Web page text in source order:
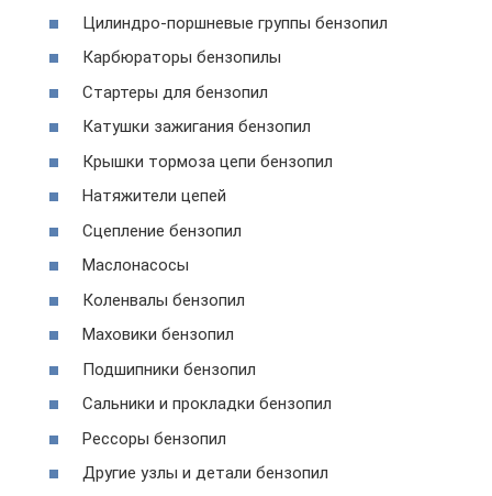
Цилиндро-поршневые группы бензопил
Карбюраторы бензопилы
Стартеры для бензопил
Катушки зажигания бензопил
Крышки тормоза цепи бензопил
Натяжители цепей
Сцепление бензопил
Маслонасосы
Коленвалы бензопил
Маховики бензопил
Подшипники бензопил
Сальники и прокладки бензопил
Рессоры бензопил
Другие узлы и детали бензопил